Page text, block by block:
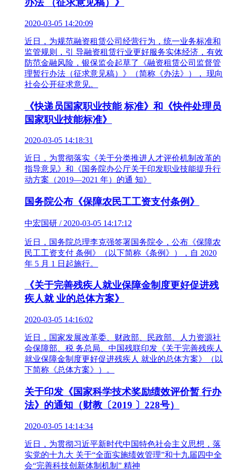
办法 （征求意见稿）》
2020-03-05 14:20:09
近日，为规范融资租赁公司经营行为，统一业务标准和
监管规则，引 导融资租赁行业更好服务实体经济，有效
防范金融风险，银保监会起草了《融资租赁公司监督管
理暂行办法（征求意见稿）》（简称《办法》）， 现向
社会公开征求意见。
《快递员国家职业技能 标准》和《快件处理员
国家职业技能标准》
2020-03-05 14:18:31
近日，为贯彻落实《关于分类推进人才评价机制改革的
指导意见》和《国务院办公厅关于印发职业技能提升行
动方案（2019—2021 年）的通 知》
国务院公布《保障农民工工资支付条例》
中宏国研 / 2020-03-05 14:17:12
近日，国务院总理李克强签署国务院令，公布《保障农
民工工资支付 条例》（以下简称《条例》），自 2020
年 5 月 1 日起施行。
《关于完善残疾人就业保障金制度更好促进残
疾人就 业的总体方案》
2020-03-05 14:16:02
近日，国家发展改革委、财政部、民政部、人力资源社
会保障部、税 务总局、中国残联印发《关于完善残疾人
就业保障金制度更好促进残疾人 就业的总体方案》（以
下简称《总体方案》）。
关于印发《国家科学技术奖励绩效评价暂 行办
法》的通知（财教〔2019 〕228号）
2020-03-05 14:14:34
近日，为贯彻习近平新时代中国特色社会主义思想，落
实党的十九大 关于“全面实施绩效管理”和十九届四中全
会“完善科技创新体制机制” 精神